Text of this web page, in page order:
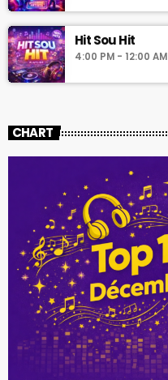
Hit Sou Hit
4:00 PM - 12:00 AM
CHART